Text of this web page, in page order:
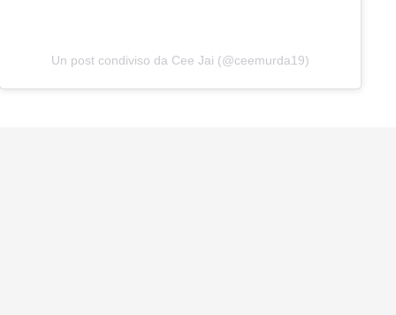
Un post condiviso da Cee Jai (@ceemurda19)